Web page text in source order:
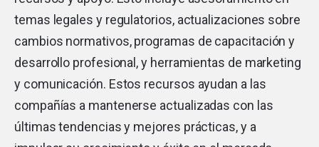
temas legales y regulatorios, actualizaciones sobre
cambios normativos, programas de capacitación y
desarrollo profesional, y herramientas de marketing
y comunicación. Estos recursos ayudan a las
compañías a mantenerse actualizadas con las
últimas tendencias y mejores prácticas, y a